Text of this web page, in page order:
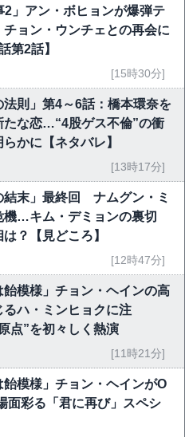
2」アン・ボヒョンが爆弾テ
チョン・ウンチェとの再会に
第2話】
[15時30分]
法則」第4～6話：橋本環奈を
たな恋…“4股ゲス不倫”の衝
かに【ネタバレ】
[13時17分]
結末」最終回 ナムグン・ミ
機…キム・デミョンの裏切
？【見どころ】
[12時47分]
模様」チョン・ヘインの高
るハ・ミンヒョクに注
点”を初々しく熱演
[11時21分]
模様」チョン・ヘインがO
面彩る「君に再び」スペシ